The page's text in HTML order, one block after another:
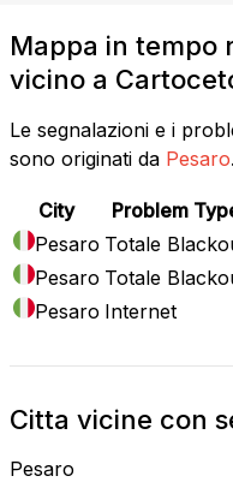
Mappa in tempo
vicino a
Le segnalazioni e i
sono originati da Pesaro.
City Problem
Pesaro Totale
Pesaro Totale
Pesaro Internet
Citta vicine con
Pesaro